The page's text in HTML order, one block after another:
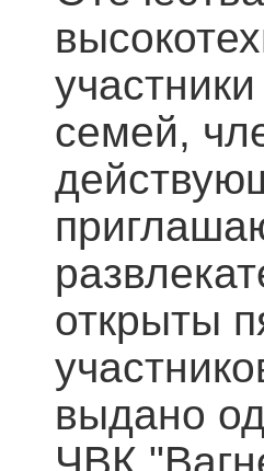
семей,
открыты
выдано